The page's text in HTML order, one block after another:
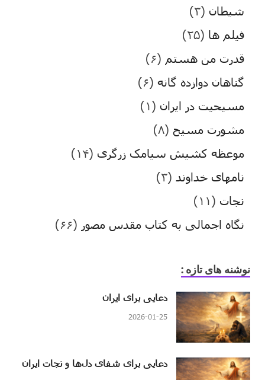
شیطان (۳)
فیلم ها (۲۵)
قدرت من هستم (۶)
گناهان دوازده گانه (۶)
مسیحیت در ایران (۱)
مشورت مسیح (۸)
موعظه کشیش سیامک زرگری (۱۴)
نامهای خداوند (۳)
نجات (۱۱)
نگاه اجمالی به کتاب مقدس مصور (۶۶)
نوشنه های تازه :
دعایی برای ایران
2026-01-25
دعایی برای شفای دل‌ها و نجات ایران